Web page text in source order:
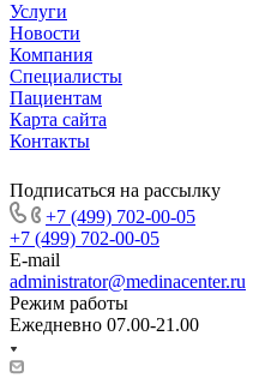
Услуги
Новости
Компания
Специалисты
Пациентам
Карта сайта
Контакты
Подписаться на рассылку
+7 (499) 702-00-05
+7 (499) 702-00-05
E-mail
administrator@medinacenter.ru
Режим работы
Ежедневно 07.00-21.00